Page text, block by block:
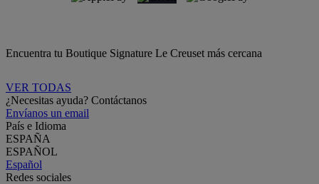
Encuentra tu Boutique Signature Le Creuset más cercana
VER TODAS
¿Necesitas ayuda? Contáctanos
Envíanos un email
País e Idioma
ESPAÑA
ESPAÑOL
Español
Redes sociales